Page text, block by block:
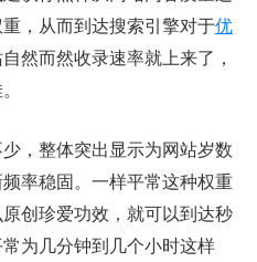
，从而到达搜索引擎对于优
自然而然收录速率就上来了，
，整体突出显示为网站岁数
率稳固。一样平常这种权重
创珍爱功效，就可以到达秒
为几分钟到几个小时这样